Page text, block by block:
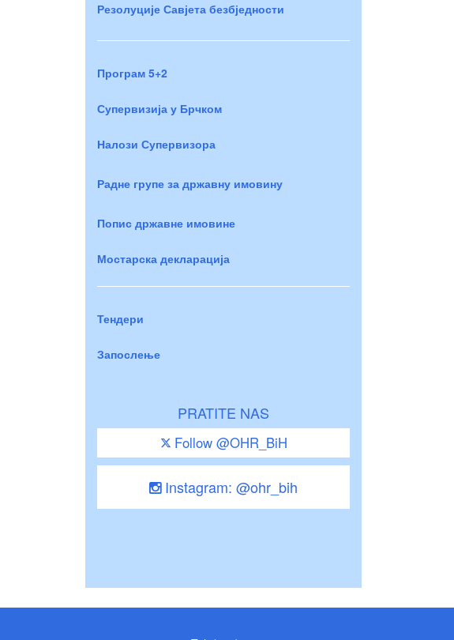
Резолуције Савјета безбједности
Програм 5+2
Супервизија у Брчком
Налози Супервизора
Радне групе за државну имовину
Попис државне имовине
Мостарска декларација
Тендери
Запослење
PRATITE NAS
Follow @OHR_BiH
Instagram: @ohr_bih